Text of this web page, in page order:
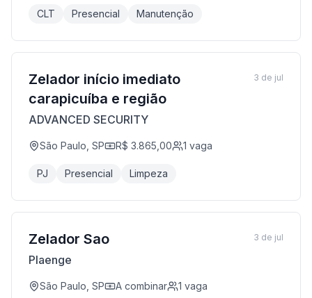
CLT Presencial Manutenção
Zelador início imediato
carapicuíba e região
ADVANCED SECURITY
São Paulo, SP R$ 3.865,00 1 vaga
PJ Presencial Limpeza
3 de jul
Zelador Sao
Plaenge
São Paulo, SP A combinar 1 vaga
3 de jul